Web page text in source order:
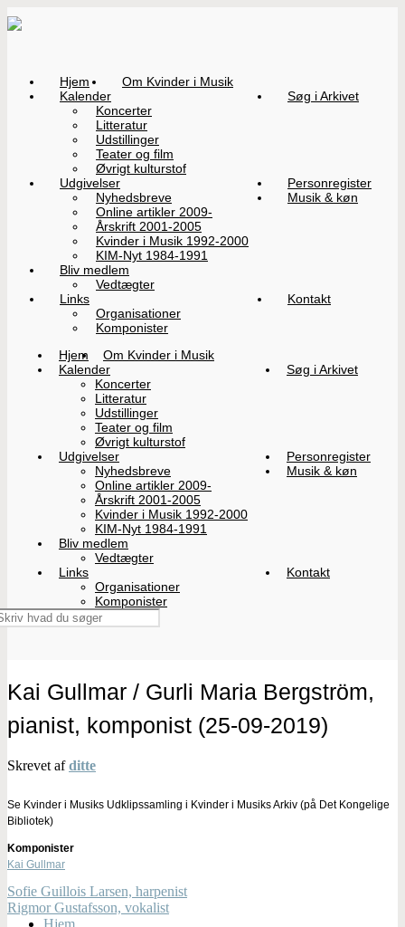
Hjem
Om Kvinder i Musik
Kalender
Koncerter
Litteratur
Udstillinger
Teater og film
Øvrigt kulturstof
Søg i Arkivet
Udgivelser
Nyhedsbreve
Online artikler 2009-
Årskrift 2001-2005
Kvinder i Musik 1992-2000
KIM-Nyt 1984-1991
Personregister
Musik & køn
Bliv medlem
Vedtægter
Links
Organisationer
Komponister
Kontakt
Hjem
Om Kvinder i Musik
Kalender
Koncerter
Litteratur
Udstillinger
Teater og film
Øvrigt kulturstof
Søg i Arkivet
Udgivelser
Nyhedsbreve
Online artikler 2009-
Årskrift 2001-2005
Kvinder i Musik 1992-2000
KIM-Nyt 1984-1991
Personregister
Musik & køn
Bliv medlem
Vedtægter
Links
Organisationer
Komponister
Kontakt
Kai Gullmar / Gurli Maria Bergström,
pianist, komponist (25-09-2019)
Skrevet afditte
Se Kvinder i Musiks Udklipssamling i Kvinder i Musiks Arkiv (på Det Kongelige
Bibliotek)
Komponister
Kai Gullmar
Sofie Guillois Larsen, harpenist
Rigmor Gustafsson, vokalist
Hjem